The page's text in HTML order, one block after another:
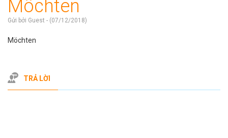
Möchten
Gửi bởi Guest - (07/12/2018)
Möchten
TRẢ LỜI